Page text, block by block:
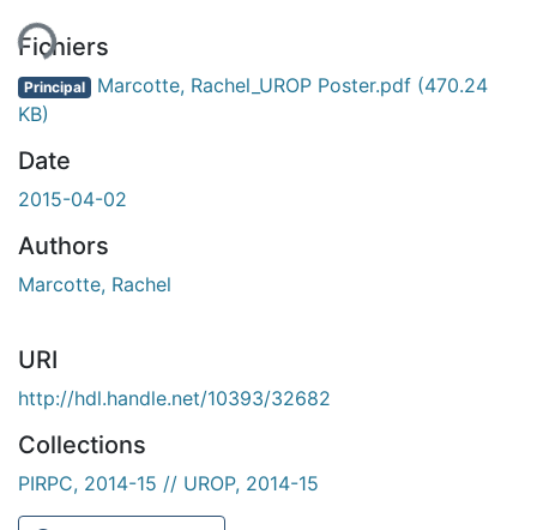
Fichiers
Principal Marcotte, Rachel_UROP Poster.pdf (470.24
KB)
Date
2015-04-02
Authors
Marcotte, Rachel
URI
http://hdl.handle.net/10393/32682
Collections
PIRPC, 2014-15 // UROP, 2014-15